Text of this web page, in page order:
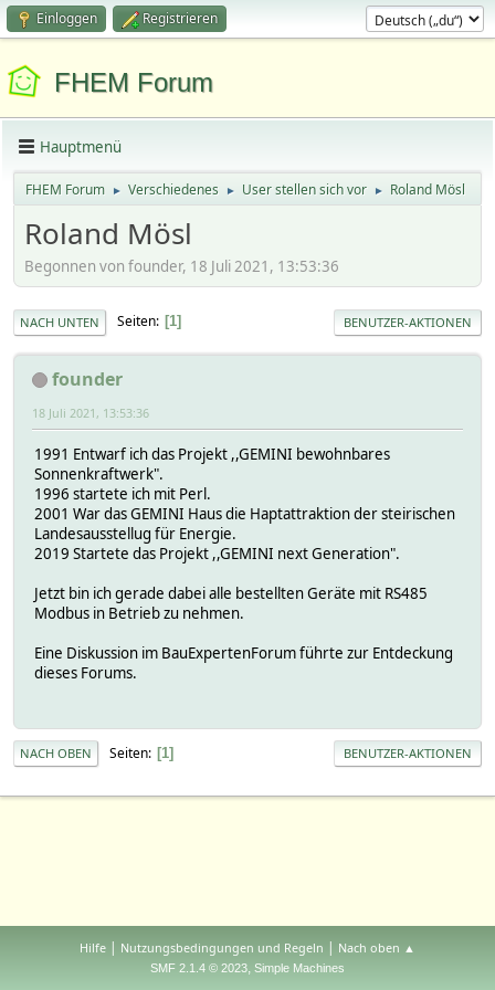
Einloggen Registrieren
FHEM Forum
Hauptmenü
FHEM Forum ► Verschiedenes ► User stellen sich vor ► Roland Mösl
Roland Mösl
Begonnen von founder, 18 Juli 2021, 13:53:36
NACH UNTEN Seiten 1 BENUTZER-AKTIONEN
founder
18 Juli 2021, 13:53:36
1991 Entwarf ich das Projekt ,,GEMINI bewohnbares
Sonnenkraftwerk".
1996 startete ich mit Perl.
2001 War das GEMINI Haus die Haptattraktion der steirischen
Landesausstellug für Energie.
2019 Startete das Projekt ,,GEMINI next Generation".
Jetzt bin ich gerade dabei alle bestellten Geräte mit RS485
Modbus in Betrieb zu nehmen.
Eine Diskussion im BauExpertenForum führte zur Entdeckung
dieses Forums.
NACH OBEN Seiten 1 BENUTZER-AKTIONEN
Hilfe | Nutzungsbedingungen und Regeln | Nach oben ▲
SMF 2.1.4 © 2023, Simple Machines